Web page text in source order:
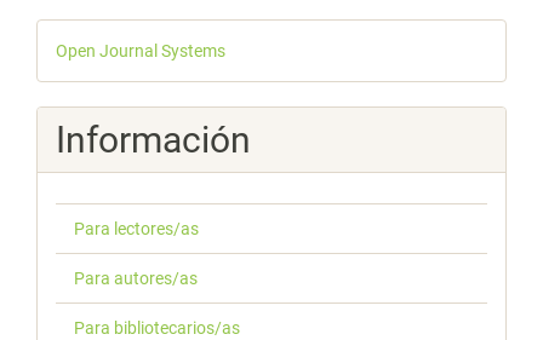
Desarrollado
por
Open Journal Systems
Información
Para lectores/as
Para autores/as
Para bibliotecarios/as